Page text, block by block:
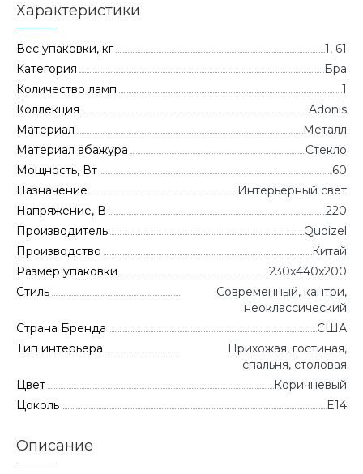
Характеристики
Вес упаковки, кг
1, 61
Категория
Бра
Количество ламп
1
Коллекция
Adonis
Материал
Металл
Материал абажура
Стекло
Мощность, Вт
60
Назначение
Интерьерный свет
Напряжение, В
220
Производитель
Quoizel
Производство
Китай
Размер упаковки
230x440x200
Стиль
Современный, кантри,
неоклассический
Страна Бренда
CША
Тип интерьера
Прихожая, гостиная,
спальня, столовая
Цвет
Коричневый
Цоколь
E14
Описание